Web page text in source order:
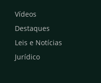
Vídeos
Destaques
Leis e Notícias
Jurídico